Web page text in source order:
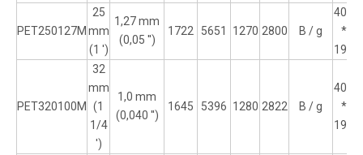
PET250127M
25
mm
(1 ')
1,27 mm
(0,05 '')
1722 5651 1270 2800 B / g
406
*
190
PET320100M
32
mm
(1
1/4
')
1,0 mm
(0,040 '')
1645 5396 1280 2822 B / g
406
*
190